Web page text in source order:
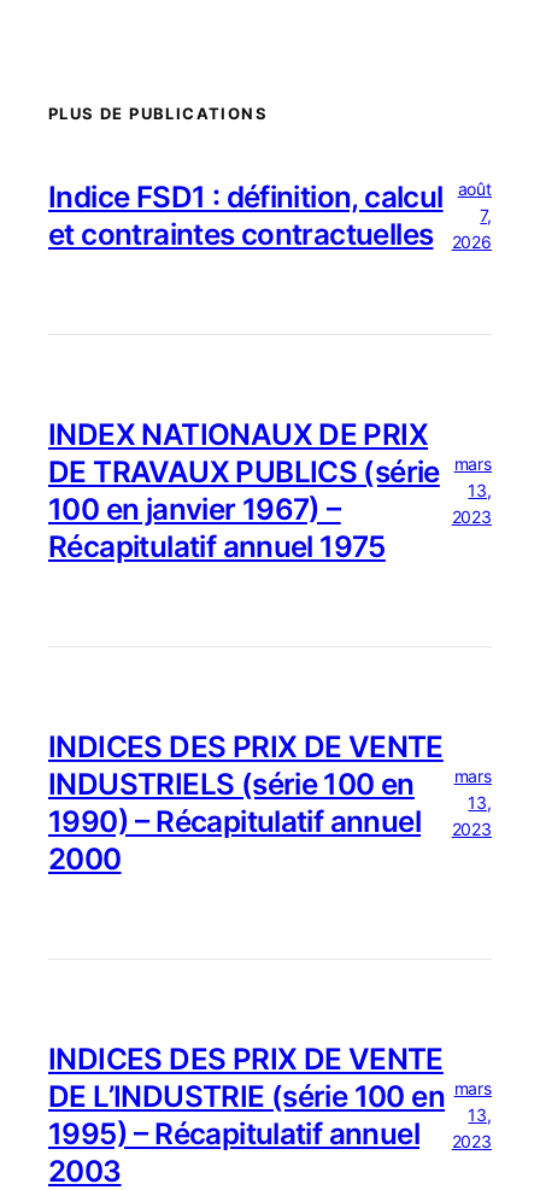
PLUS DE PUBLICATIONS
Indice FSD1 : définition, calcul
et contraintes contractuelles
août
7,
2026
INDEX NATIONAUX DE PRIX
DE TRAVAUX PUBLICS (série
100 en janvier 1967) –
Récapitulatif annuel 1975
mars
13,
2023
INDICES DES PRIX DE VENTE
INDUSTRIELS (série 100 en
1990) – Récapitulatif annuel
2000
mars
13,
2023
INDICES DES PRIX DE VENTE
DE L’INDUSTRIE (série 100 en
1995) – Récapitulatif annuel
2003
mars
13,
2023